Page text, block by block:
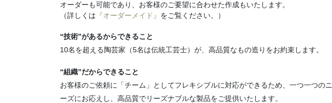
オーダーも可能であり、お客様のご要望に合わせた作成もいたします。
（詳しくは 『オーダーメイド』 をご覧ください。）
“技術”があるからできること
10名を超える陶芸家（5名は伝統工芸士）が、高品質なもの造りをお約束します。
“組織”だからできること
お客様のご依頼に「チーム」としてフレキシブルに対応ができるため、一つ一つのニ
ーズにお応えし、高品質でリーズナブルな製品をご提供いたします。